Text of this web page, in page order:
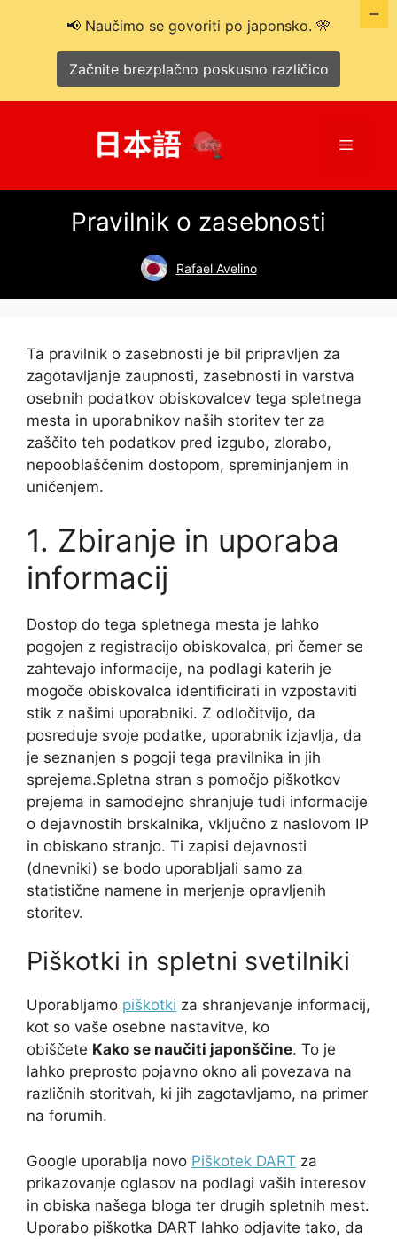
Meni
Pravilnik o zasebnosti
Rafael Avelino
Ta pravilnik o zasebnosti je bil pripravljen za
zagotavljanje zaupnosti, zasebnosti in varstva
osebnih podatkov obiskovalcev tega spletnega
mesta in uporabnikov naših storitev ter za
zaščito teh podatkov pred izgubo, zlorabo,
nepooblaščenim dostopom, spreminjanjem in
uničenjem.
1. Zbiranje in uporaba
informacij
Dostop do tega spletnega mesta je lahko
pogojen z registracijo obiskovalca, pri čemer se
zahtevajo informacije, na podlagi katerih je
mogoče obiskovalca identificirati in vzpostaviti
stik z našimi uporabniki. Z odločitvijo, da
posreduje svoje podatke, uporabnik izjavlja, da
je seznanjen s pogoji tega pravilnika in jih
sprejema.Spletna stran s pomočjo piškotkov
prejema in samodejno shranjuje tudi informacije
o dejavnostih brskalnika, vključno z naslovom IP
in obiskano stranjo. Ti zapisi dejavnosti
(dnevniki) se bodo uporabljali samo za
statistične namene in merjenje opravljenih
storitev.
Piškotki in spletni svetilniki
Uporabljamo piškotki za shranjevanje informacij,
kot so vaše osebne nastavitve, ko
obiščete Kako se naučiti japonščine. To je
lahko preprosto pojavno okno ali povezava na
različnih storitvah, ki jih zagotavljamo, na primer
na forumih.
Google uporablja novo Piškotek DART za
prikazovanje oglasov na podlagi vaših interesov
in obiska našega bloga ter drugih spletnih mest.
Uporabo piškotka DART lahko odjavite tako, da
📢 Naučimo se govoriti po japonsko. 🎌
Začnite brezplačno poskusno različico